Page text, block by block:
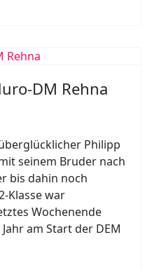
DM Rehna
Philipp
seinem Bruder nach
bis dahin noch
Klasse war
Wochenende
am Start der DEM